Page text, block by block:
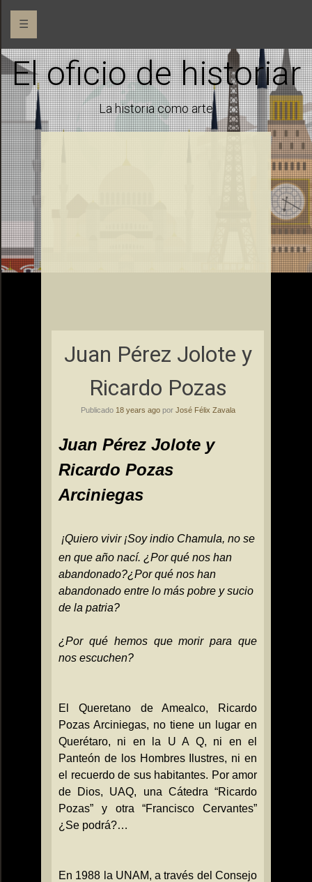
☰
El oficio de historiar
La historia como arte
Juan Pérez Jolote y
Ricardo Pozas
Publicado 18 years agopor José Félix Zavala
Juan Pérez Jolote y
Ricardo Pozas
Arciniegas
¡Quiero vivir ¡Soy indio Chamula, no se
en que año nací. ¿Por qué nos han
abandonado?¿Por qué nos han
abandonado entre lo más pobre y sucio
de la patria?
¿Por qué hemos que morir para que
nos escuchen?
El Queretano de Amealco, Ricardo
Pozas Arciniegas, no tiene un lugar en
Querétaro, ni en
la U A Q, ni en el
Panteón de los Hombres Ilustres, ni en
el recuerdo de sus habitantes. Por amor
de Dios, UAQ, una Cátedra “Ricardo
Pozas” y otra “Francisco Cervantes”
¿Se podrá?…
En 1988 la UNAM, a través del Consejo